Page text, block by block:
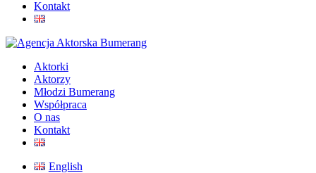
Kontakt
Aktorki
Aktorzy
Młodzi Bumerang
Współpraca
O nas
Kontakt
English